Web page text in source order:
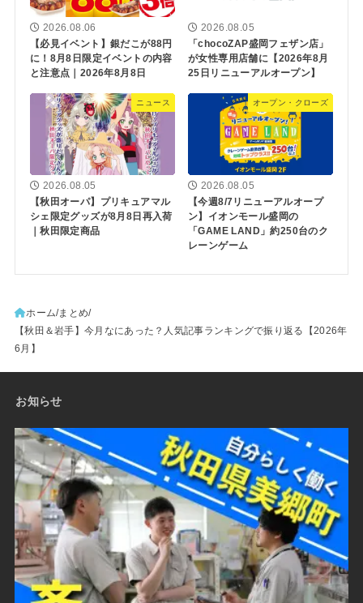
2026.08.06
【必見イベント】銀だこが88円
に！8月8日限定イベントの内容
と注意点｜2026年8月8日
2026.08.05
「chocoZAP盛岡フェザン店」
が女性専用店舗に【2026年8月
25日リニューアルオープン】
ニュース
2026.08.05
【秋田オーパ】プリキュアマル
シェ限定グッズが8月8日再入荷
｜秋田限定商品
オープン・クローズ
2026.08.05
【今週8/7リニューアルオープ
ン】イオンモール盛岡の
「GAME LAND」約250台のク
レーンゲーム
ホーム まとめ
【秋田＆岩手】今月なにあった？人気記事ランキングで振り返る【2026年
6月】
お知らせ